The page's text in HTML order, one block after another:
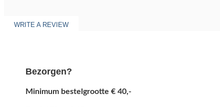
WRITE A REVIEW
Bezorgen?
Minimum bestelgrootte € 40,-